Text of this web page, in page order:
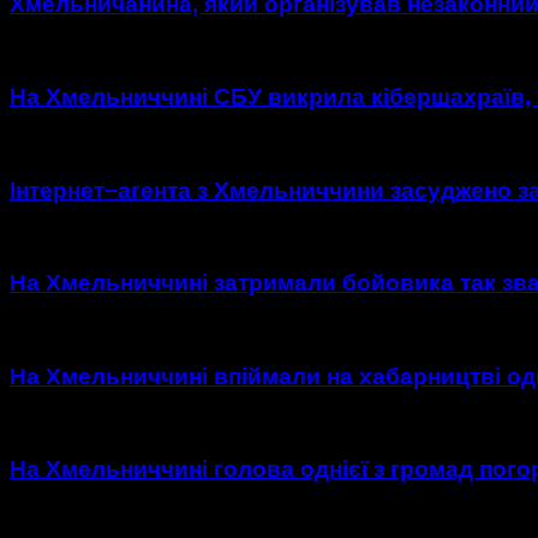
На Хмельниччині СБУ викрила кібершахраїв,
Інтернет−агента з Хмельниччини засуджено
На Хмельниччині затримали бойовика так
На Хмельниччині впіймали на хабарництві
На Хмельниччині голова однієї з громад